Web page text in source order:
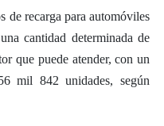
de recarga para automóviles
cantidad determinada de
que puede atender, con un
mil 842 unidades, según